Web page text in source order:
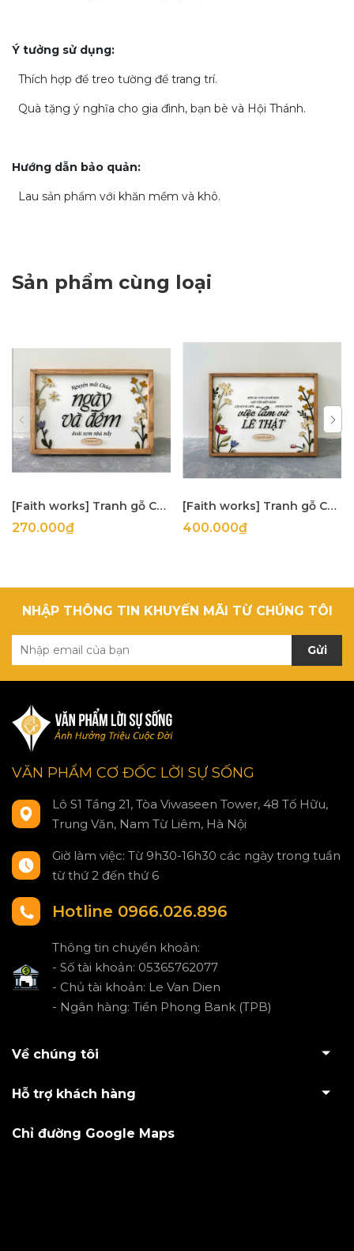
Ý tưởng sử dụng:
Thích hợp để treo tường để trang trí.
Quà tặng ý nghĩa cho gia đình, bạn bè và Hội Thánh.
Hướng dẫn bảo quản:
Lau sản phẩm với khăn mềm và khô.
Sản phẩm cùng loại
[Faith works] Tranh gỗ Câu gốc Nguyện mắt Chúa... II Sử Ký 6:20 20x30Cm
270.000₫
[Faith works] Tranh gỗ Câu gốc Việc làm và lẽ thật... I Giăng 3:18 30x40Cm
400.000₫
NHẬP THÔNG TIN KHUYẾN MÃI TỪ CHÚNG TÔI
Gửi
VĂN PHẨM CƠ ĐỐC LỜI SỰ SỐNG
Lô S1 Tầng 21, Tòa Viwaseen Tower, 48 Tố Hữu,
Trung Văn, Nam Từ Liêm, Hà Nội
Giờ làm việc: Từ 9h30-16h30 các ngày trong tuần
từ thứ 2 đến thứ 6
Hotline 0966.026.896
Thông tin chuyển khoản:
- Số tài khoản: 05365762077
- Chủ tài khoản: Le Van Dien
- Ngân hàng: Tiền Phong Bank (TPB)
Về chúng tôi
Hỗ trợ khách hàng
Chỉ đường Google Maps